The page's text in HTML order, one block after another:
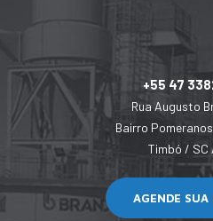
+55 47
Rua Augusto
Bairro
Timbó / SC
AGENDE SUA